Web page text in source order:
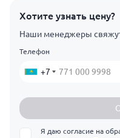
Хотите узнать цену?
Наши менеджеры
Телефон
+7
Я даю согласие на